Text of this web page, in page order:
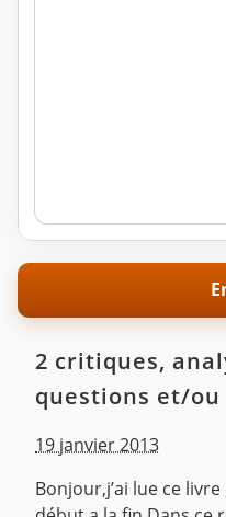
2 critiques,
questions et/ou
19 janvier 2013
Bonjour,j’ai lue ce